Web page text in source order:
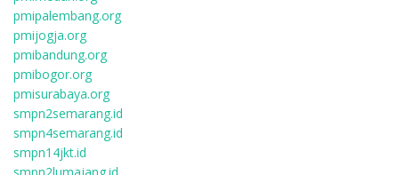
pmipalembang.org
pmijogja.org
pmibandung.org
pmibogor.org
pmisurabaya.org
smpn2semarang.id
smpn4semarang.id
smpn14jkt.id